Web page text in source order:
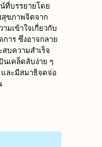
ที่บรรยายโดย
ขภาพจิตจาก
มเข้าใจเกี่ยวกับ
าร ซึ่งอาจกลาย
บความสำเร็จ
เคล็ดลับง่าย ๆ
ละมีสมาธิจดจ่อ